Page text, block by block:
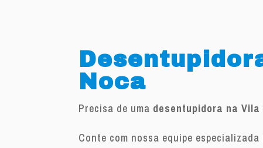
Noca
Precisa de uma desentupidora na Vila
Conte com nossa equipe